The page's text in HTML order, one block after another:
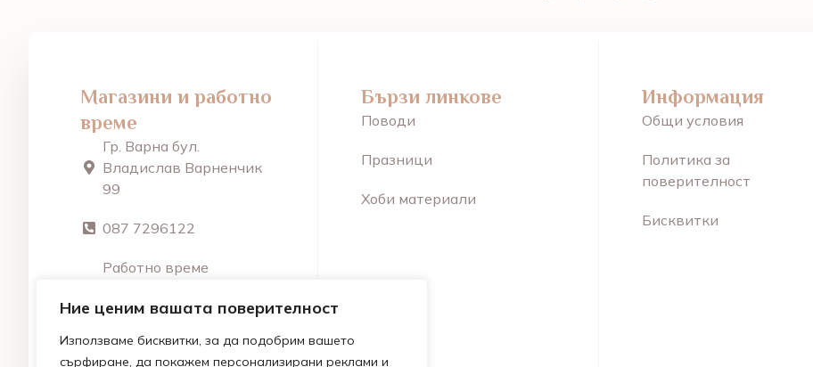
Ние ценим вашата поверителност
Използваме бисквитки, за да подобрим вашето
сърфиране, да покажем персонализирани реклами и
Магазини и работно
време
Гр. Варна бул.
Владислав Варненчик
99
087 7296122
Работно време
18:30 Съобота: 10:00 –
15:30 Неделя: Почивен
Бързи линкове
Поводи
Празници
Хоби материали
Информация
Общи условия
Политика за
поверителност
Бисквитки